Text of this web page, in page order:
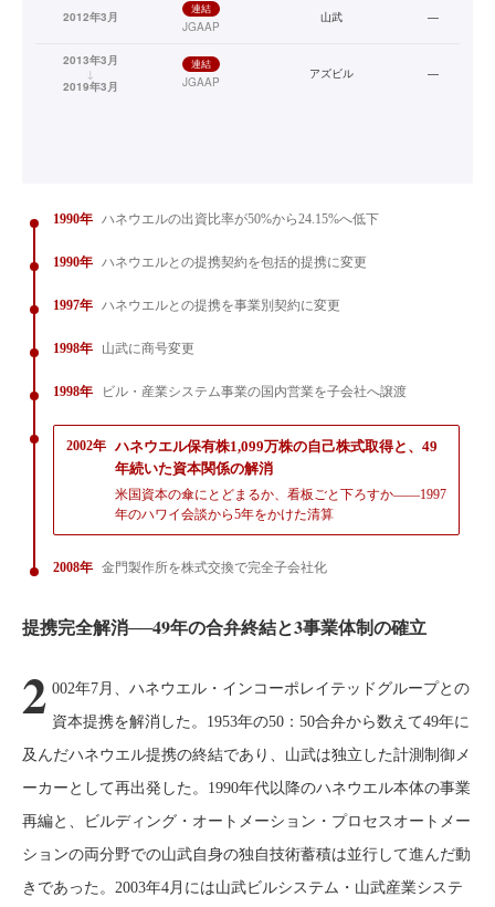
2012年3月
連結
JGAAP
山武 —
2013年3月
↓
2019年3月
連結
JGAAP
アズビル —
1990年 ハネウエルの出資比率が50%から24.15%へ低下
1990年 ハネウエルとの提携契約を包括的提携に変更
1997年 ハネウエルとの提携を事業別契約に変更
1998年 山武に商号変更
1998年 ビル・産業システム事業の国内営業を子会社へ譲渡
2002年 ハネウエル保有株1,099万株の自己株式取得と、49
年続いた資本関係の解消
米国資本の傘にとどまるか、看板ごと下ろすか——1997
年のハワイ会談から5年をかけた清算
2008年 金門製作所を株式交換で完全子会社化
提携完全解消──49年の合弁終結と3事業体制の確立
2 002年7月、ハネウエル・インコーポレイテッドグループとの
資本提携を解消した。1953年の50：50合弁から数えて49年に
及んだハネウエル提携の終結であり、山武は独立した計測制御メ
ーカーとして再出発した。1990年代以降のハネウエル本体の事業
再編と、ビルディング・オートメーション・プロセスオートメー
ションの両分野での山武自身の独自技術蓄積は並行して進んだ動
きであった。2003年4月には山武ビルシステム・山武産業システ